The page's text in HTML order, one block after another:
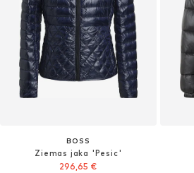
BOSS
Ziemas jaka 'Pesic'
296,65 €